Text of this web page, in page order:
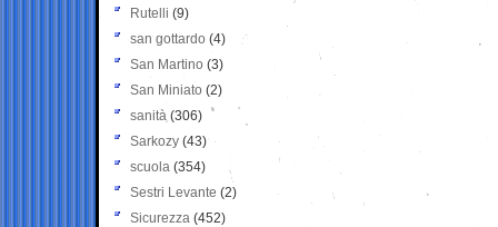
Rutelli (9)
san gottardo (4)
San Martino (3)
San Miniato (2)
sanità (306)
Sarkozy (43)
scuola (354)
Sestri Levante (2)
Sicurezza (452)